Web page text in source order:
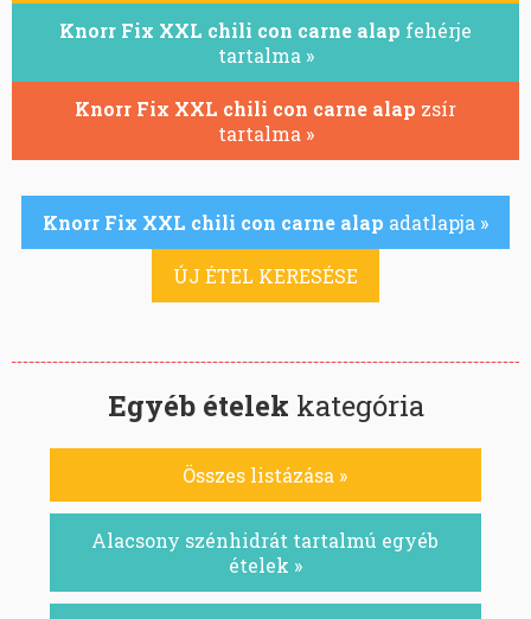
Knorr Fix XXL chili con carne alap fehérje
tartalma »
Knorr Fix XXL chili con carne alap zsír
tartalma »
Knorr Fix XXL chili con carne alap adatlapja »
ÚJ ÉTEL KERESÉSE
Egyéb ételek kategória
Összes listázása »
Alacsony szénhidrát tartalmú egyéb
ételek »